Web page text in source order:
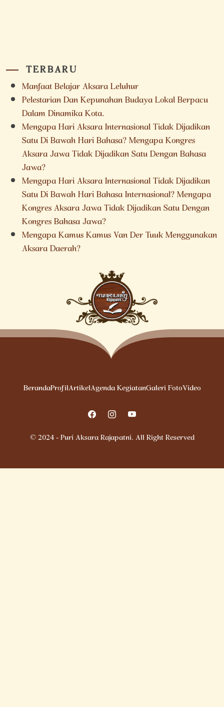
TERBARU
Manfaat Belajar Aksara Leluhur
Pelestarian Dan Kepunahan Budaya Lokal Berpacu
Dalam Dinamika Kota.
Mengapa Hari Aksara Internasional Tidak Dijadikan
Satu Di Bawah Hari Bahasa? Mengapa Kongres
Aksara Jawa Tidak Dijadikan Satu Dengan Bahasa
Jawa?
Mengapa Hari Aksara Internasional Tidak Dijadikan
Satu Di Bawah Hari Bahasa Internasional? Mengapa
Kongres Aksara Jawa Tidak Dijadikan Satu Dengan
Kongres Bahasa Jawa?
Mengapa Kamus Kamus Van Der Tuuk Menggunakan
Aksara Daerah?
BerandaProfilArtikelAgenda KegiatanGaleri FotoVideo
© 2024 - Puri Aksara Rajapatni. All Right Reserved